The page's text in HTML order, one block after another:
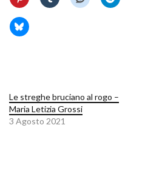
Le streghe bruciano al rogo –
Maria Letizia Grossi
3 Agosto 2021